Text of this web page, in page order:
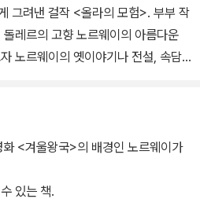
그려낸 걸작 <올라의 모험>. 부부 작
레르의 고향 노르웨이의 아름다운
노르웨이의 옛이야기나 전설, 속담
이를 여행하듯 따라가며, 아름다운
쳐낸다.
화 <겨울왕국>의 배경인 노르웨이가
있는 책.